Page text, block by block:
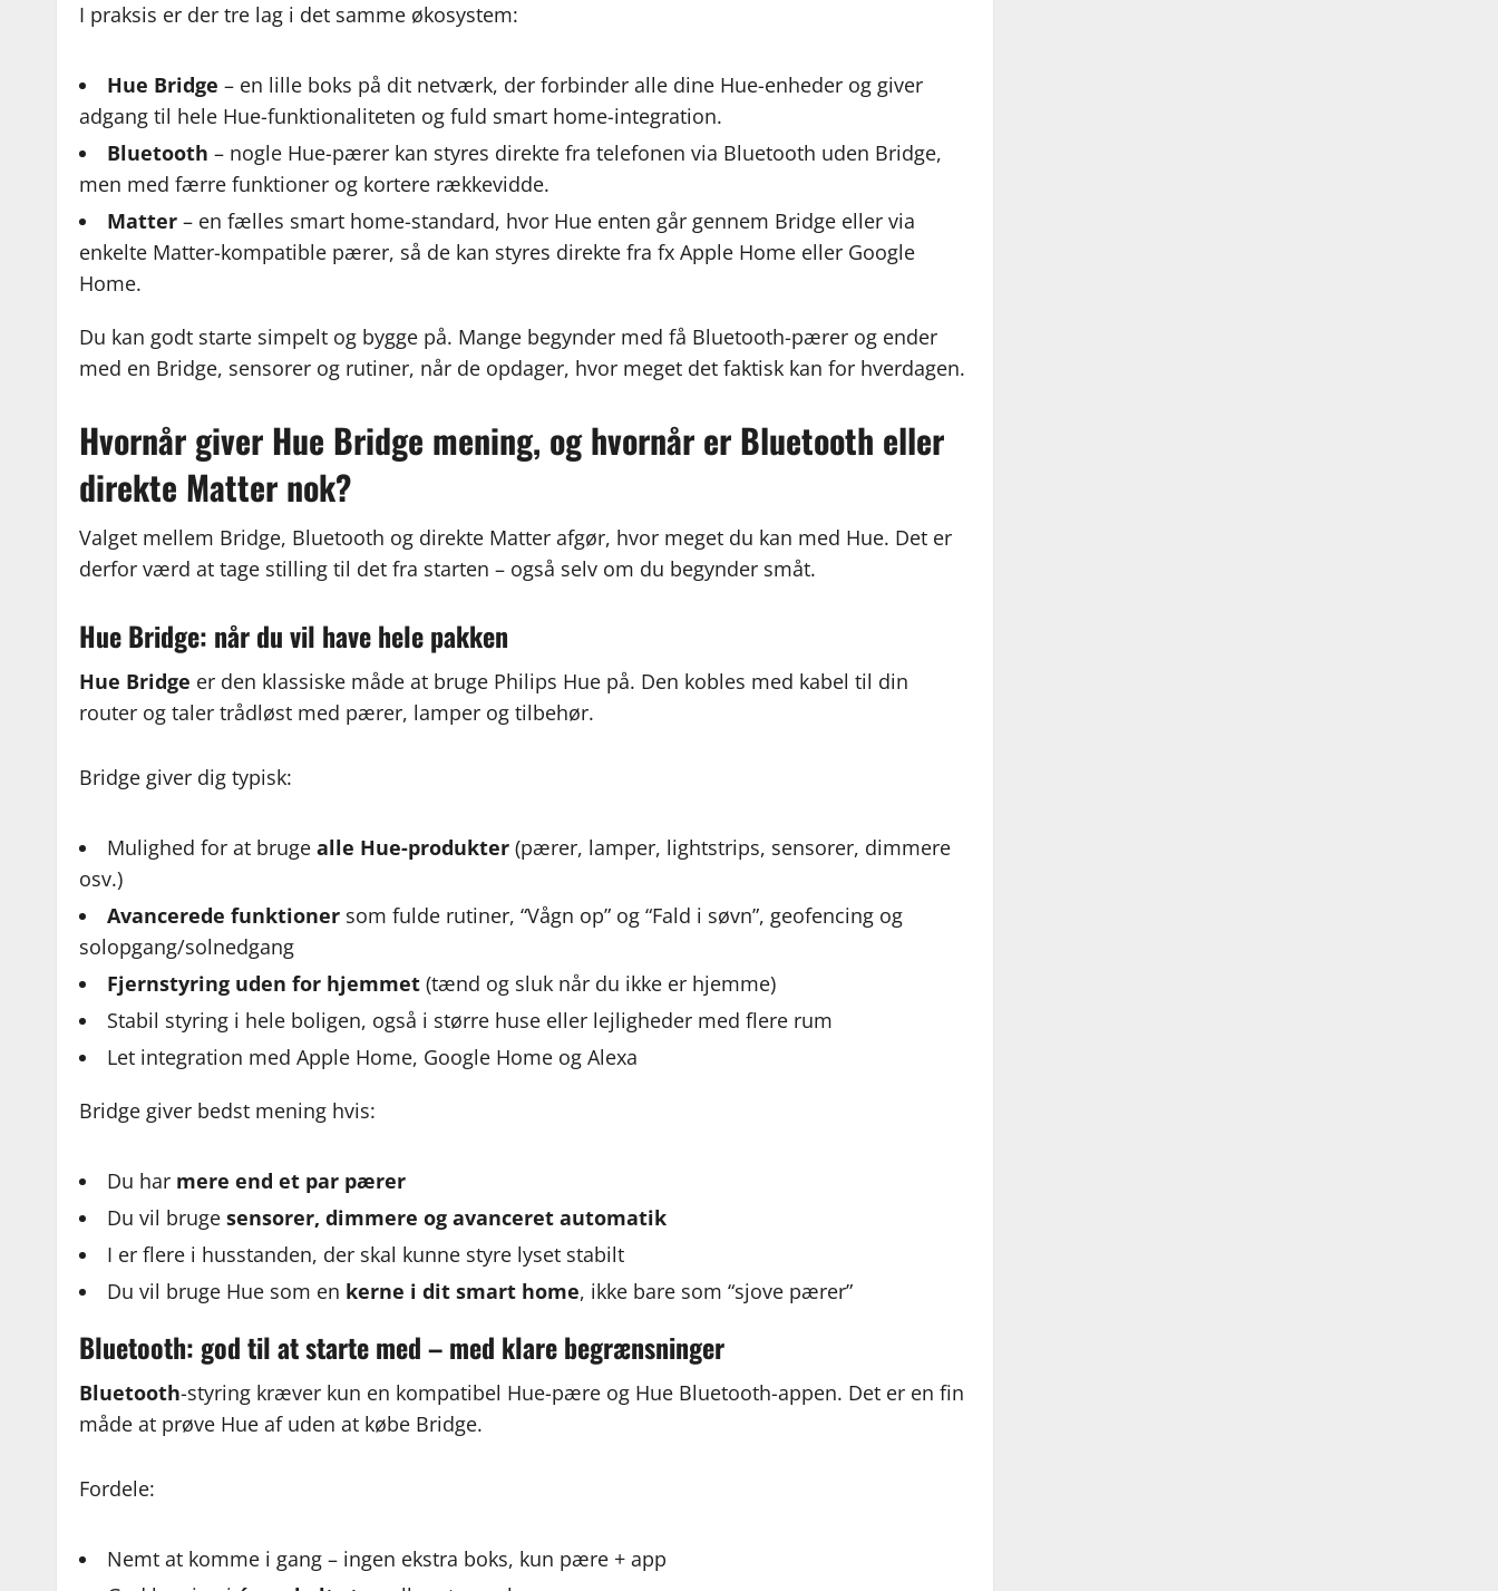
I praksis er der tre lag i det samme økosystem:
Hue Bridge – en lille boks på dit netværk, der forbinder alle dine Hue-enheder og giver
adgang til hele Hue-funktionaliteten og fuld smart home-integration.
Bluetooth – nogle Hue-pærer kan styres direkte fra telefonen via Bluetooth uden Bridge,
men med færre funktioner og kortere rækkevidde.
Matter – en fælles smart home-standard, hvor Hue enten går gennem Bridge eller via
enkelte Matter-kompatible pærer, så de kan styres direkte fra fx Apple Home eller Google
Home.
Du kan godt starte simpelt og bygge på. Mange begynder med få Bluetooth-pærer og ender
med en Bridge, sensorer og rutiner, når de opdager, hvor meget det faktisk kan for hverdagen.
Hvornår giver Hue Bridge mening, og hvornår er Bluetooth eller
direkte Matter nok?
Valget mellem Bridge, Bluetooth og direkte Matter afgør, hvor meget du kan med Hue. Det er
derfor værd at tage stilling til det fra starten – også selv om du begynder småt.
Hue Bridge: når du vil have hele pakken
Hue Bridge er den klassiske måde at bruge Philips Hue på. Den kobles med kabel til din
router og taler trådløst med pærer, lamper og tilbehør.
Bridge giver dig typisk:
Mulighed for at brugealle Hue-produkter (pærer, lamper, lightstrips, sensorer, dimmere
osv.)
Avancerede funktioner som fulde rutiner, “Vågn op” og “Fald i søvn”, geofencing og
solopgang/solnedgang
Fjernstyring uden for hjemmet (tænd og sluk når du ikke er hjemme)
Stabil styring i hele boligen, også i større huse eller lejligheder med flere rum
Let integration med Apple Home, Google Home og Alexa
Bridge giver bedst mening hvis:
Du har mere end et par pærer
Du vil brugesensorer, dimmere og avanceret automatik
I er flere i husstanden, der skal kunne styre lyset stabilt
Du vil bruge Hue som en kerne i dit smart home, ikke bare som “sjove pærer”
Bluetooth: god til at starte med – med klare begrænsninger
Bluetooth-styring kræver kun en kompatibel Hue-pære og Hue Bluetooth-appen. Det er en fin
måde at prøve Hue af uden at købe Bridge.
Fordele:
Nemt at komme i gang – ingen ekstra boks, kun pære + app